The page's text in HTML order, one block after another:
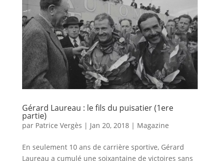
Gérard Laureau : le fils du puisatier (1ere
partie)
par Patrice Vergès | Jan 20, 2018| Magazine
En seulement 10 ans de carrière sportive, Gérard
Laureau a cumulé une soixantaine de victoires sans